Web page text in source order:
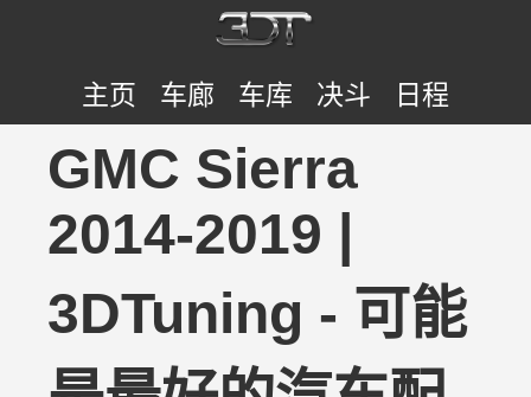
主页 车廊 车库 决斗 日程
GMC Sierra
2014-2019 |
3DTuning - 可能